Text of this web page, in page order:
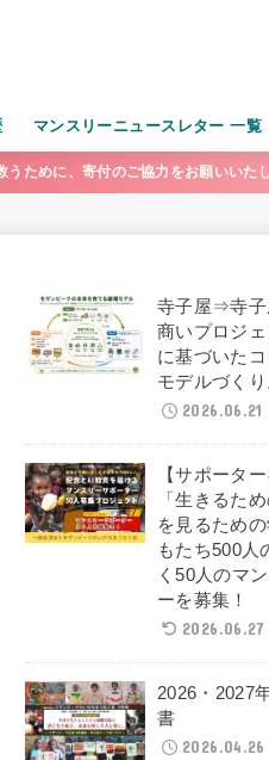
マンスリーニュースレター 一覧
ために、寄付のご協力をお願いいたし
寺子屋⇒寺
商いプロジ
に基づいた
モデルづくり
2026.06.21
【サポータ
「生きるた
を見るため
もたち500人
く50人のマ
ーを募集！
2026.06.27
2026・2027
書
2026.04.26